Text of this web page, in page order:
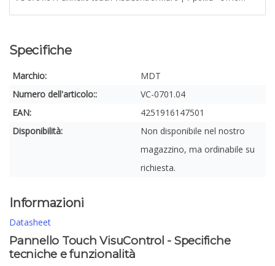
Specifiche
Marchio:
MDT
Numero dell'articolo::
VC-0701.04
EAN:
4251916147501
Disponibilità:
Non disponibile nel nostro
magazzino, ma ordinabile su
richiesta.
Informazioni
Datasheet
Pannello Touch VisuControl - Specifiche
tecniche e funzionalità